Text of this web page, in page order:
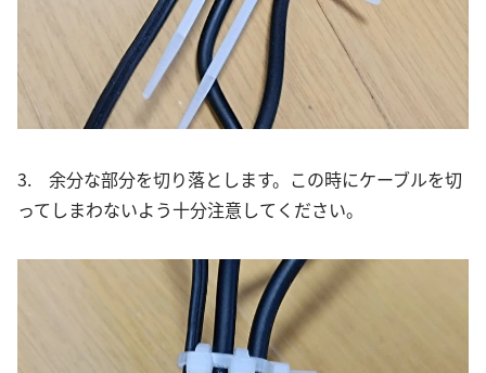
3. 余分な部分を切り落とします。この時にケーブルを切
ってしまわないよう十分注意してください。